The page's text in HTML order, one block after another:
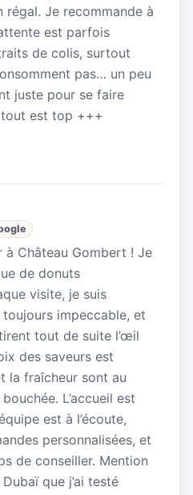
régal. Je recommande à
est parfois
de colis, surtout
pas… un peu
juste pour se faire
est top +++
Château Gombert ! Je
de donuts
visite, je suis
toujours impeccable, et
tout de suite l’œil
des saveurs est
la fraîcheur sont au
L’accueil est
est à l’écoute,
personnalisées, et
de conseiller. Mention
que j’ai testé